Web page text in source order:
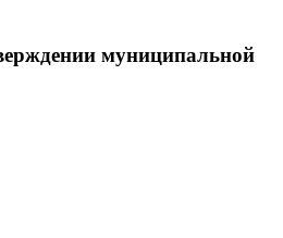
муниципальной